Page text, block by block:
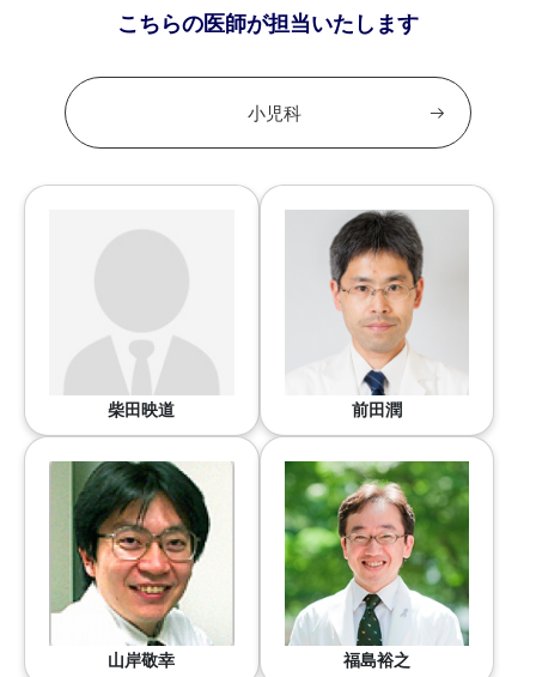
こちらの医師が担当いたします
小児科
柴田映道 前田潤
山岸敬幸 福島裕之